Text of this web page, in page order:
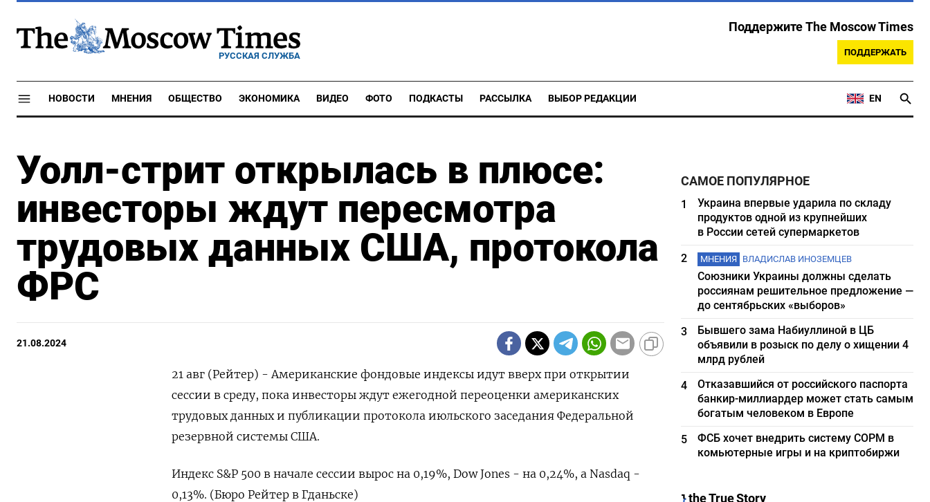
РУССКАЯ СЛУЖБА
Поддержите The Moscow Times
ПОДДЕРЖАТЬ
НОВОСТИ МНЕНИЯ ОБЩЕСТВО ЭКОНОМИКА ВИДЕО ФОТО ПОДКАСТЫ РАССЫЛКА ВЫБОР РЕДАКЦИИ EN
Уолл-стрит открылась в плюсе:
инвесторы ждут пересмотра
трудовых данных США, протокола
ФРС
21.08.2024
21 авг (Рейтер) - Американские фондовые индексы идут вверх при открытии
сессии в среду, пока инвесторы ждут ежегодной переоценки американских
трудовых данных и публикации протокола июльского заседания Федеральной
резервной системы США.
Индекс S&P 500 в начале сессии вырос на 0,19%, Dow Jones - на 0,24%, а Nasdaq -
0,13%. (Бюро Рейтер в Гданьске)
САМОЕ ПОПУЛЯРНОЕ
1
Украина впервые ударила по складу
продуктов одной из крупнейших
в России сетей супермаркетов
2
МНЕНИЯ ВЛАДИСЛАВ ИНОЗЕМЦЕВ
Союзники Украины должны сделать
россиянам решительное предложение —
до сентябрьских «выборов»
3
Бывшего зама Набиуллиной в ЦБ
объявили в розыск по делу о хищении 4
млрд рублей
4
Отказавшийся от российского паспорта
банкир-миллиардер может стать самым
богатым человеком в Европе
5
ФСБ хочет внедрить систему СОРМ в
комьютерные игры и на криптобиржи